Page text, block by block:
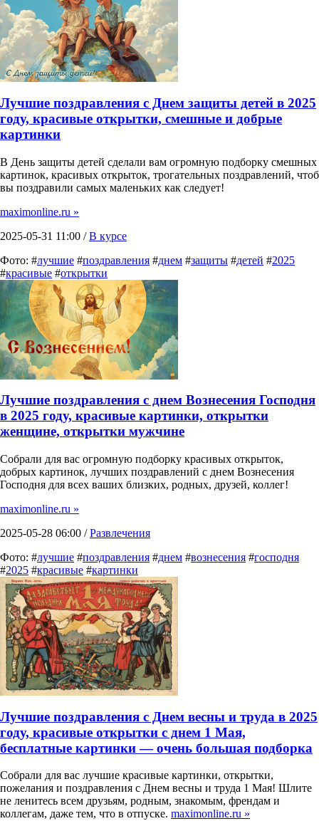
Лучшие поздравления с Днем защиты детей в 2025
году, красивые открытки, смешные и добрые
картинки
В День защиты детей сделали вам огромную подборку смешных
картинок, красивых открыток, трогательных поздравлений, чтоб
вы поздравили самых маленьких как следует!
maximonline.ru »
2025-05-31 11:00 /В курсе
Фото: #лучшие #поздравления #днем #защиты #детей #2025
#красивые #открытки
Лучшие поздравления с днем Вознесения Господня
в 2025 году, красивые картинки, открытки
женщине, открытки мужчине
Собрали для вас огромную подборку красивых открыток,
добрых картинок, лучших поздравлений с днем Вознесения
Господня для всех ваших близких, родных, друзей, коллег!
maximonline.ru »
2025-05-28 06:00 /Развлечения
Фото: #лучшие #поздравления #днем #вознесения #господня
#2025 #красивые #картинки
Лучшие поздравления с Днем весны и труда в 2025
году, красивые открытки с днем 1 Мая,
бесплатные картинки — очень большая подборка
Собрали для вас лучшие красивые картинки, открытки,
пожелания и поздравления с Днем весны и труда 1 Мая! Шлите
не ленитесь всем друзьям, родным, знакомым, френдам и
коллегам, даже тем, что в отпуске. maximonline.ru »